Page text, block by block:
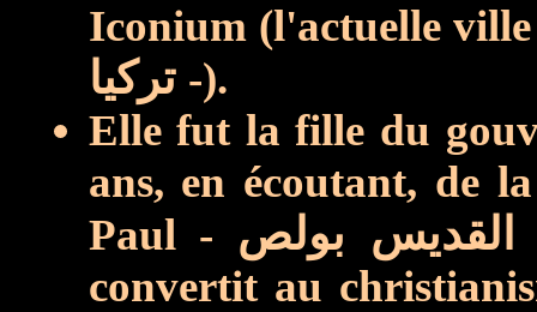
Iconium (l'actuelle
تركيا -).
Elle fut la fille du
ans, en écoutant, de
Paul -
convertit au